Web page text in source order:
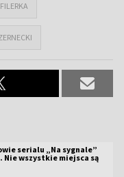
serialu „Na sygnale”
Nie wszystkie miejsca są